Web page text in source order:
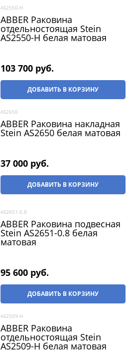
AS2550-H
ABBER Раковина
отдельностоящая Stein
AS2550-H белая матовая
103 700 руб.
ДОБАВИТЬ В КОРЗИНУ
AS2650
ABBER Раковина накладная
Stein AS2650 белая матовая
37 000 руб.
ДОБАВИТЬ В КОРЗИНУ
AS2651-0.8
ABBER Раковина подвесная
Stein AS2651-0.8 белая
матовая
95 600 руб.
ДОБАВИТЬ В КОРЗИНУ
AS2509-H
ABBER Раковина
отдельностоящая Stein
AS2509-H белая матовая